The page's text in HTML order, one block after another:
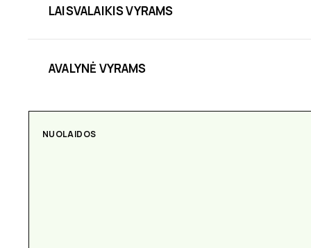
LAISVALAIKIS VYRAMS
AVALYNĖ VYRAMS
NUOLAIDOS